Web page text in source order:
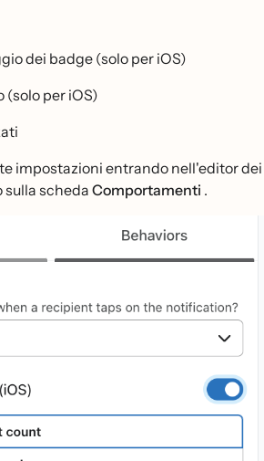
dei badge (solo per iOS)
(solo per iOS)
impostazioni entrando nell'editor dei
sulla schedaComportamenti .